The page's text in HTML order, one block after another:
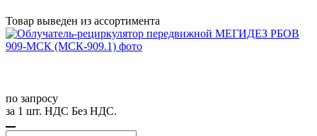
Товар выведен из ассортимента
по запросу
за 1 шт. НДС Без НДС.